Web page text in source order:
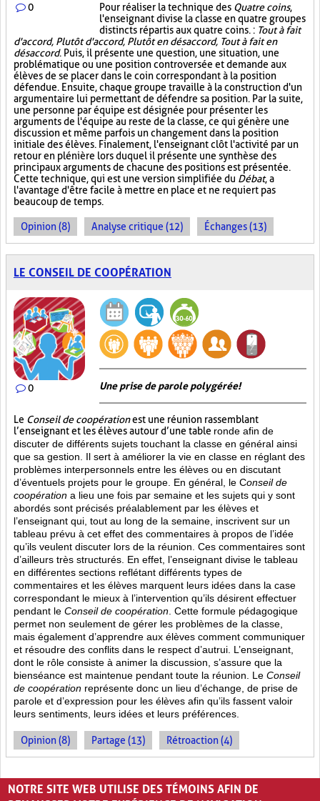
0 Pour réaliser la technique des Quatre coins,
l'enseignant divise la classe en quatre groupes
distincts répartis aux quatre coins. : Tout à fait
d'accord, Plutôt d'accord, Plutôt en désaccord, Tout à fait en
désaccord. Puis, il présente une question, une situation, une
problématique ou une position controversée et demande aux
élèves de se placer dans le coin correspondant à la position
défendue. Ensuite, chaque groupe travaille à la construction d'un
argumentaire lui permettant de défendre sa position. Par la suite,
une personne par équipe est désignée pour présenter les
arguments de l'équipe au reste de la classe, ce qui génère une
discussion et même parfois un changement dans la position
initiale des élèves. Finalement, l'enseignant clôt l'activité par un
retour en plénière lors duquel il présente une synthèse des
principaux arguments de chacune des positions est présentée.
Cette technique, qui est une version simplifiée du Débat, a
l'avantage d'être facile à mettre en place et ne requiert pas
beaucoup de temps.
Opinion (8) Analyse critique (12) Échanges (13)
LE CONSEIL DE COOPÉRATION
0 Une prise de parole polygérée!
Le Conseil de coopérationest une réunion rassemblant
l’enseignant et les élèves autour d’une table ronde afin de
discuter de différents sujets touchant la classe en général ainsi
que sa gestion. Il sert à améliorer la vie en classe en réglant des
problèmes interpersonnels entre les élèves ou en discutant
d’éventuels projets pour le groupe. En général, le Conseil de
coopération a lieu une fois par semaine et les sujets qui y sont
abordés sont précisés préalablement par les élèves et
l’enseignant qui, tout au long de la semaine, inscrivent sur un
tableau prévu à cet effet des commentaires à propos de l’idée
qu’ils veulent discuter lors de la réunion. Ces commentaires sont
d’ailleurs très structurés. En effet, l’enseignant divise le tableau
en différentes sections reflétant différents types de
commentaires et les élèves marquent leurs idées dans la case
correspondant le mieux à l’intervention qu’ils désirent effectuer
pendant le Conseil de coopération . Cette formule pédagogique
permet non seulement de gérer les problèmes de la classe,
mais également d’apprendre aux élèves comment communiquer
et résoudre des conflits dans le respect d’autrui. L’enseignant,
dont le rôle consiste à animer la discussion, s’assure que la
bienséance est maintenue pendant toute la réunion. Le Conseil
de coopération représente donc un lieu d’échange, de prise de
parole et d’expression pour les élèves afin qu’ils fassent valoir
leurs sentiments, leurs idées et leurs préférences.
Opinion (8) Partage (13) Rétroaction (4)
PAGES
« ‹ 1 2 3
NOTRE SITE WEB UTILISE DES TÉMOINS AFIN DE